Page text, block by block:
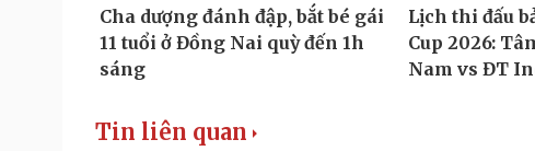
Tin liên quan